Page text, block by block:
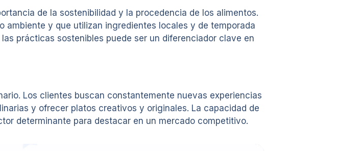
de la sostenibilidad y la procedencia de los alimentos.
ambiente y que utilizan ingredientes locales y de temporada
prácticas sostenibles puede ser un diferenciador clave en
Los clientes buscan constantemente nuevas experiencias
y ofrecer platos creativos y originales. La capacidad de
determinante para destacar en un mercado competitivo.